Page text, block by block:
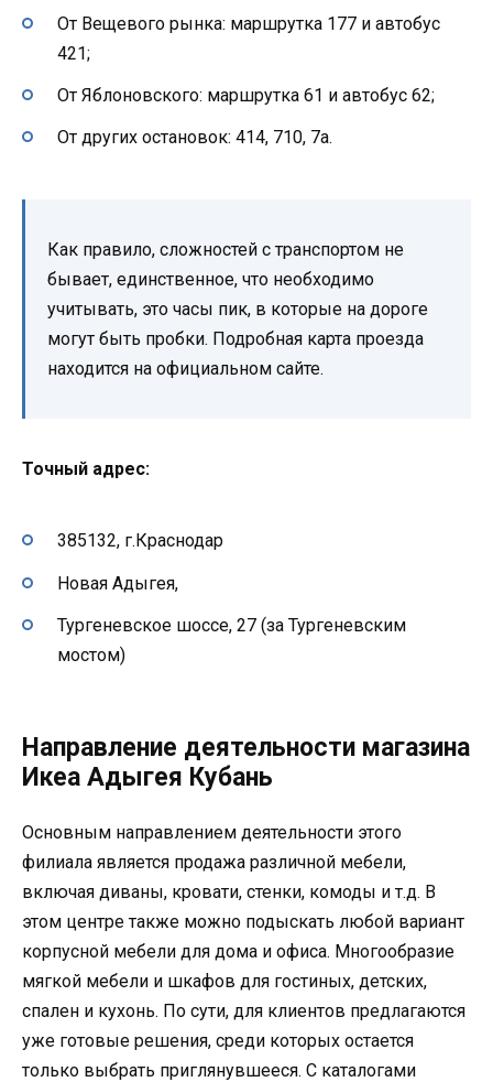
От Вещевого рынка: маршрутка 177 и автобус
421;
От Яблоновского: маршрутка 61 и автобус 62;
От других остановок: 414, 710, 7а.
Как правило, сложностей с транспортом не
бывает, единственное, что необходимо
учитывать, это часы пик, в которые на дороге
могут быть пробки. Подробная карта проезда
находится на официальном сайте.
Точный адрес:
385132, г.Краснодар
Новая Адыгея,
Тургеневское шоссе, 27 (за Тургеневским
мостом)
Направление деятельности магазина
Икеа Адыгея Кубань
Основным направлением деятельности этого
филиала является продажа различной мебели,
включая диваны, кровати, стенки, комоды и т.д. В
этом центре также можно подыскать любой вариант
корпусной мебели для дома и офиса. Многообразие
мягкой мебели и шкафов для гостиных, детских,
спален и кухонь. По сути, для клиентов предлагаются
уже готовые решения, среди которых остается
только выбрать приглянувшееся. С каталогами